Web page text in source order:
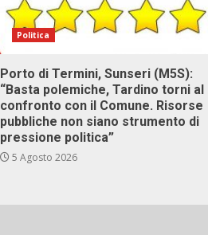
Politica
Porto di Termini, Sunseri (M5S):
“Basta polemiche, Tardino torni al
confronto con il Comune. Risorse
pubbliche non siano strumento di
pressione politica”
5 Agosto 2026